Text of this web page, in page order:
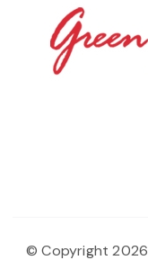
© Copyright 2026